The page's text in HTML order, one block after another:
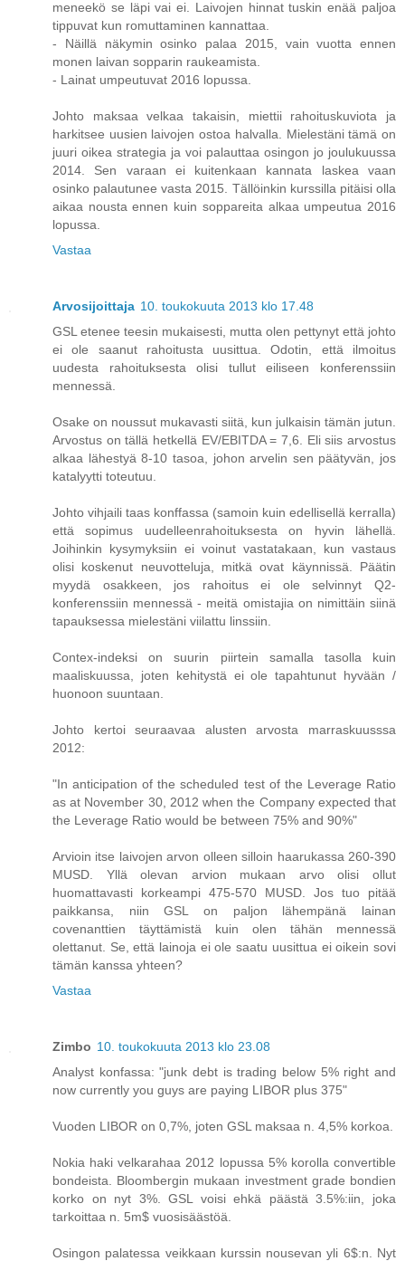
meneekö se läpi vai ei. Laivojen hinnat tuskin enää paljoa
tippuvat kun romuttaminen kannattaa.
- Näillä näkymin osinko palaa 2015, vain vuotta ennen
monen laivan sopparin raukeamista.
- Lainat umpeutuvat 2016 lopussa.
Johto maksaa velkaa takaisin, miettii rahoituskuviota ja
harkitsee uusien laivojen ostoa halvalla. Mielestäni tämä on
juuri oikea strategia ja voi palauttaa osingon jo joulukuussa
2014. Sen varaan ei kuitenkaan kannata laskea vaan
osinko palautunee vasta 2015. Tällöinkin kurssilla pitäisi olla
aikaa nousta ennen kuin soppareita alkaa umpeutua 2016
lopussa.
Vastaa
Arvosijoittaja 10. toukokuuta 2013 klo 17.48
GSL etenee teesin mukaisesti, mutta olen pettynyt että johto
ei ole saanut rahoitusta uusittua. Odotin, että ilmoitus
uudesta rahoituksesta olisi tullut eiliseen konferenssiin
mennessä.
Osake on noussut mukavasti siitä, kun julkaisin tämän jutun.
Arvostus on tällä hetkellä EV/EBITDA = 7,6. Eli siis arvostus
alkaa lähestyä 8-10 tasoa, johon arvelin sen päätyvän, jos
katalyytti toteutuu.
Johto vihjaili taas konffassa (samoin kuin edellisellä kerralla)
että sopimus uudelleenrahoituksesta on hyvin lähellä.
Joihinkin kysymyksiin ei voinut vastatakaan, kun vastaus
olisi koskenut neuvotteluja, mitkä ovat käynnissä. Päätin
myydä osakkeen, jos rahoitus ei ole selvinnyt Q2-
konferenssiin mennessä - meitä omistajia on nimittäin siinä
tapauksessa mielestäni viilattu linssiin.
Contex-indeksi on suurin piirtein samalla tasolla kuin
maaliskuussa, joten kehitystä ei ole tapahtunut hyvään /
huonoon suuntaan.
Johto kertoi seuraavaa alusten arvosta marraskuusssa
2012:
"In anticipation of the scheduled test of the Leverage Ratio
as at November 30, 2012 when the Company expected that
the Leverage Ratio would be between 75% and 90%"
Arvioin itse laivojen arvon olleen silloin haarukassa 260-390
MUSD. Yllä olevan arvion mukaan arvo olisi ollut
huomattavasti korkeampi 475-570 MUSD. Jos tuo pitää
paikkansa, niin GSL on paljon lähempänä lainan
covenanttien täyttämistä kuin olen tähän mennessä
olettanut. Se, että lainoja ei ole saatu uusittua ei oikein sovi
tämän kanssa yhteen?
Vastaa
Zimbo 10. toukokuuta 2013 klo 23.08
Analyst konfassa: "junk debt is trading below 5% right and
now currently you guys are paying LIBOR plus 375"
Vuoden LIBOR on 0,7%, joten GSL maksaa n. 4,5% korkoa.
Nokia haki velkarahaa 2012 lopussa 5% korolla convertible
bondeista. Bloombergin mukaan investment grade bondien
korko on nyt 3%. GSL voisi ehkä päästä 3.5%:iin, joka
tarkoittaa n. 5m$ vuosisäästöä.
Osingon palatessa veikkaan kurssin nousevan yli 6$:n. Nyt